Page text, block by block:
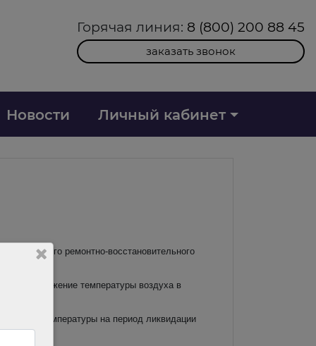
Горячая линия: 8 (800) 200 88 45
заказать звонок
Новости Личный кабинет
всего ремонтно-восстановительного
или снижение температуры воздуха в
температуры на период ликвидации